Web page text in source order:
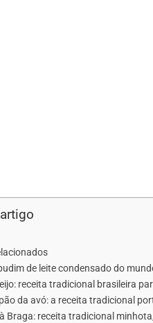
de leite condensado do
receita tradicional brasileira
da avó: a receita tradicional
Braga: receita tradicional